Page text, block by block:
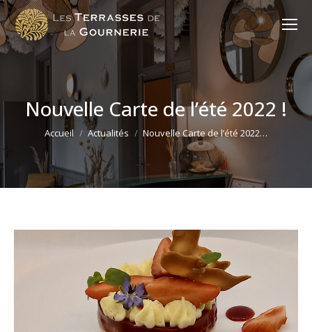
Nouvelle Carte de l’été 2022 !
Vous êtes ici :
Accueil Actualités Nouvelle Carte de l’été 2022…